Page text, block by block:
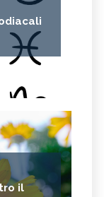
il